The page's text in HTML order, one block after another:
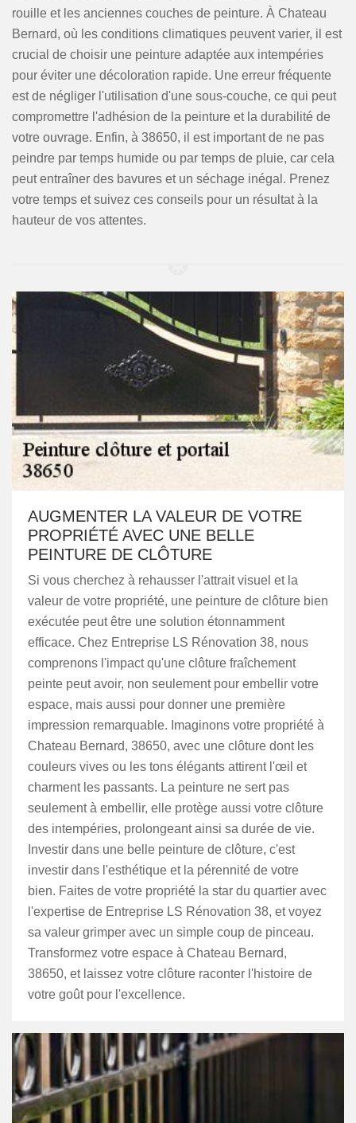
rouille et les anciennes couches de peinture. À Chateau
Bernard, où les conditions climatiques peuvent varier, il est
crucial de choisir une peinture adaptée aux intempéries
pour éviter une décoloration rapide. Une erreur fréquente
est de négliger l'utilisation d'une sous-couche, ce qui peut
compromettre l'adhésion de la peinture et la durabilité de
votre ouvrage. Enfin, à 38650, il est important de ne pas
peindre par temps humide ou par temps de pluie, car cela
peut entraîner des bavures et un séchage inégal. Prenez
votre temps et suivez ces conseils pour un résultat à la
hauteur de vos attentes.
AUGMENTER LA VALEUR DE VOTRE
PROPRIÉTÉ AVEC UNE BELLE
PEINTURE DE CLÔTURE
Si vous cherchez à rehausser l'attrait visuel et la
valeur de votre propriété, une peinture de clôture bien
exécutée peut être une solution étonnamment
efficace. Chez Entreprise LS Rénovation 38, nous
comprenons l'impact qu'une clôture fraîchement
peinte peut avoir, non seulement pour embellir votre
espace, mais aussi pour donner une première
impression remarquable. Imaginons votre propriété à
Chateau Bernard, 38650, avec une clôture dont les
couleurs vives ou les tons élégants attirent l'œil et
charment les passants. La peinture ne sert pas
seulement à embellir, elle protège aussi votre clôture
des intempéries, prolongeant ainsi sa durée de vie.
Investir dans une belle peinture de clôture, c'est
investir dans l'esthétique et la pérennité de votre
bien. Faites de votre propriété la star du quartier avec
l'expertise de Entreprise LS Rénovation 38, et voyez
sa valeur grimper avec un simple coup de pinceau.
Transformez votre espace à Chateau Bernard,
38650, et laissez votre clôture raconter l'histoire de
votre goût pour l'excellence.